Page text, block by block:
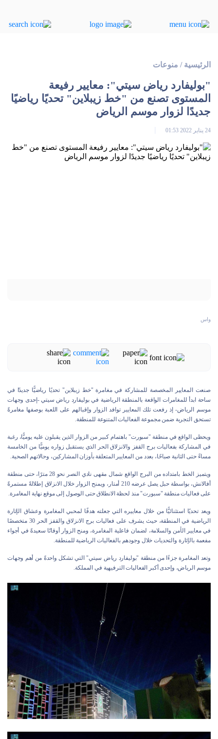
الرئيسية / منوعات
"بوليفارد رياض سيتي": معايير رفيعة
المستوى تصنع من "خط زيبلاين" تحديًا رياضيًا
جديدًا لزوار موسم الرياض
24 يناير 2022 01:53
واس
صنعت المعايير المخصصة للمشاركة في مغامرة "خط زيبلاين" تحديًا رياضيًّا جديدًا في
ساحة ابدأ للمغامرات الواقعة بالمنطقة الرياضية في بوليفارد رياض سيتي -إحدى وجهات
موسم الرياض- إذ رفعت تلك المعايير توافد الزوار وإقبالهم على اللعبة بوصفها مغامرةً
تستحق التجربة ضمن مجموعة الفعاليات المتنوعة للمنطقة.
ويحظى الواقع في منطقة "سبورت" باهتمام كبير من الزوار الذين يقبلون عليه يوميًّا، رغبة
في المشاركة بفعاليات برج القفز والانزلاق الحر الذي يستقبل زواره يوميًّا من الخامسة
مساءً حتى الثانية صباحًا، بعدد من المعايير المتعلقة بأوزان المشاركين، وحالاتهم الصحية.
ويتميز الخط بامتداده من البرج الواقع شمال مقهى نادي النصر نحو 28 مترًا، حتى منطقة
أفالانش، بواسطة حبل يصل عرضه 210 أمتار، ويمنح الزوار خلال الانزلاق إطلالةً مستمرةً
على فعاليات منطقة "سبورت" منذ لحظة الانطلاق حتى الوصول إلى موقع نهاية المغامرة.
ويعد تحديًا استثنائيًّا من خلال معاييره التي جعلته هدفًا لمحبي المغامرة وعشاق الإثارة
الرياضية في المنطقة، حيث يشرف على فعاليات برج الانزلاق والقفز الحر 30 متخصصًا
في معايير الأمن والسلامة، لضمان فاعلية المغامرة، ومنح الزوار أوقاتًا سعيدةً في أجواء
مفعمة بالإثارة والتحديات خلال وجودهم بالفعاليات الرياضية للمنطقة.
وتعد المغامرة جزءًا من منطقة "بوليفارد رياض سيتي" التي تشكل واحدةً من أهم وجهات
موسم الرياض، وإحدى أكبر الفعاليات الترفيهية في المملكة.